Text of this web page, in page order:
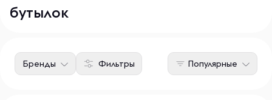
бутылок
Фильтры
Бренды Популярные